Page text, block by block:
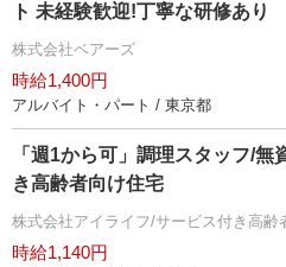
ト 未経験歓迎!丁寧な研修あり
株式会社ベアーズ
時給1,400円
アルバイト・パート / 東京都
「週1から可」調理スタッフ/
き高齢者向け住宅
株式会社アイライフ/サービス付き高齢
時給1,140円